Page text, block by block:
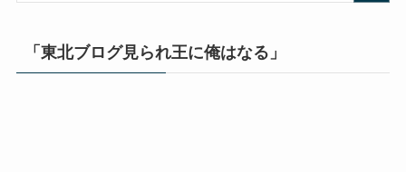
「東北ブログ見られ王に俺はなる」